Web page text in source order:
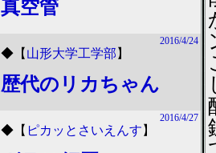
真空管
2016/4/24
◆ 【 山形大学工学部 】
歴代のリカちゃん
2016/4/27
◆ 【 ピカッとさいえんす 】